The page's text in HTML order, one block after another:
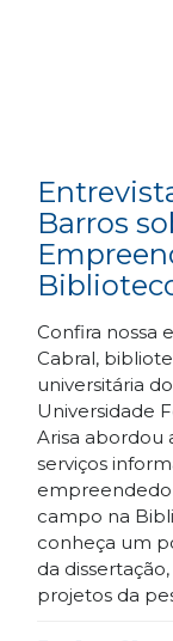
Barros
Confira nossa
Cabral,
universitária
Universidade
Arisa abordou
serviços
campo na
conheça um
da
projetos da